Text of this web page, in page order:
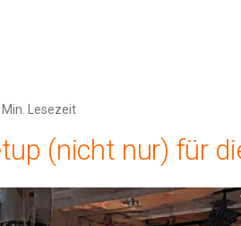
Min. Lesezeit
(nicht nur) für